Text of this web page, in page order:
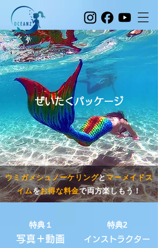
ぜいたくパッケージ
ウミガメシュノーケリングとマーメイドス
イムをお得な料金で両方楽しもう！
特典１
写真＋動画
特典2
インストラクター